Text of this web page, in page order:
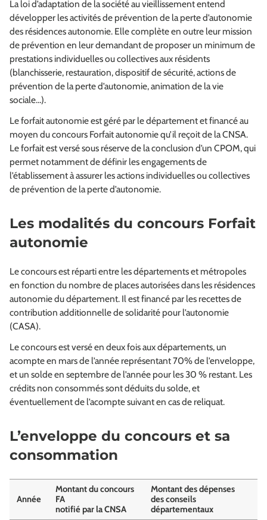
La loi d’adaptation de la société au vieillissement entend
développer les activités de prévention de la perte d’autonomie
des résidences autonomie. Elle complète en outre leur mission
de prévention en leur demandant de proposer un minimum de
prestations individuelles ou collectives aux résidents
(blanchisserie, restauration, dispositif de sécurité, actions de
prévention de la perte d’autonomie, animation de la vie
sociale…).
Le forfait autonomie est géré par le département et financé au
moyen du concours Forfait autonomie qu’il reçoit de la CNSA.
Le forfait est versé sous réserve de la conclusion d’un CPOM, qui
permet notamment de définir les engagements de
l’établissement à assurer les actions individuelles ou collectives
de prévention de la perte d’autonomie.
Les modalités du concours Forfait
autonomie
Le concours est réparti entre les départements et métropoles
en fonction du nombre de places autorisées dans les résidences
autonomie du département. Il est financé par les recettes de
contribution additionnelle de solidarité pour l’autonomie
(CASA).
Le concours est versé en deux fois aux départements, un
acompte en mars de l’année représentant 70% de l’enveloppe,
et un solde en septembre de l’année pour les 30 % restant. Les
crédits non consommés sont déduits du solde, et
éventuellement de l’acompte suivant en cas de reliquat.
L’enveloppe du concours et sa
consommation
Année
Montant du concours
FA
notifié par la CNSA
Montant des dépenses
des conseils
départementaux